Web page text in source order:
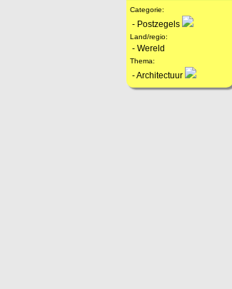
Categorie:
- Postzegels
Land/regio:
- Wereld
Thema:
- Architectuur